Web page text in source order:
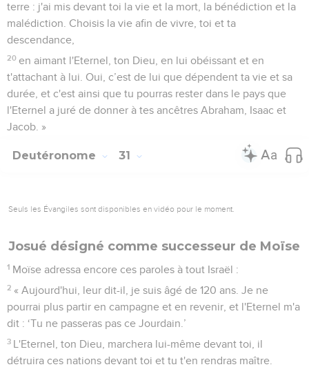
terre : j'ai mis devant toi la vie et la mort, la bénédiction et la
malédiction. Choisis la vie afin de vivre, toi et ta
descendance,
20 en aimant l'Eternel, ton Dieu, en lui obéissant et en
t'attachant à lui. Oui, c’est de lui que dépendent ta vie et sa
durée, et c'est ainsi que tu pourras rester dans le pays que
l'Eternel a juré de donner à tes ancêtres Abraham, Isaac et
Jacob. »
Deutéronome 31
Seuls les Évangiles sont disponibles en vidéo pour le moment.
Josué désigné comme successeur de Moïse
1 Moïse adressa encore ces paroles à tout Israël :
2 « Aujourd'hui, leur dit-il, je suis âgé de 120 ans. Je ne
pourrai plus partir en campagne et en revenir, et l'Eternel m'a
dit : ‘Tu ne passeras pas ce Jourdain.’
3 L'Eternel, ton Dieu, marchera lui-même devant toi, il
détruira ces nations devant toi et tu t'en rendras maître.